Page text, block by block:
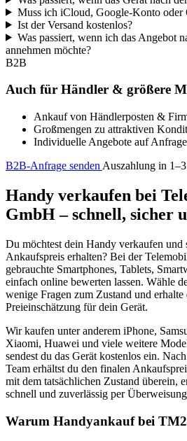
Muss ich iCloud, Google-Konto oder
Ist der Versand kostenlos?
Was passiert, wenn ich das Angebot
annehmen möchte?
B2B
Auch für Händler & größere
Ankauf von Händlerposten &
Großmengen zu attraktiven
Individuelle Angebote auf Anfrage
B2B-Anfrage senden Auszahlung in
Handy verkaufen bei
GmbH – schnell, sicher
Du möchtest dein Handy verkaufen und
Ankaufspreis erhalten? Bei der
gebrauchte Smartphones, Tablets,
einfach online bewerten lassen. Wähle
wenige Fragen zum Zustand und erhalte
Preieinschätzung für dein Gerät.
Wir kaufen unter anderem iPhone,
Xiaomi, Huawei und viele weitere
sendest du das Gerät kostenlos ein.
Team erhältst du den finalen
mit dem tatsächlichen Zustand überein,
schnell und zuverlässig per
Warum Handyankauf bei